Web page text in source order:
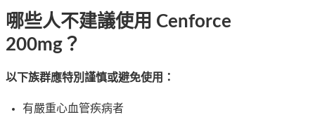
哪些人不建議使用 Cenforce
200mg？
以下族群應特別謹慎或避免使用：
有嚴重心血管疾病者